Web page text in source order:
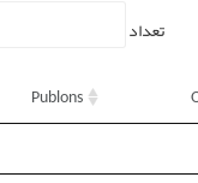
تعداد
Publons